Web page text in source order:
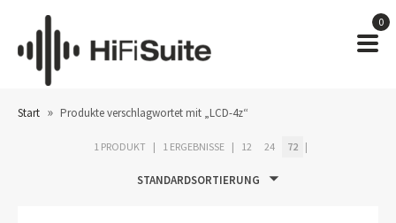
0
Start » Produkte verschlagwortet mit „LCD-4z“
1 PRODUKT 1 ERGEBNISSE 12 24 72
STANDARDSORTIERUNG